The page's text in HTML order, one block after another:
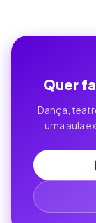
Quer
Dança,
uma aula